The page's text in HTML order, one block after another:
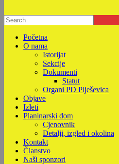
Početna
O nama
Istorijat
Sekcije
Dokumenti
Statut
Organi PD Plješevica
Objave
Izleti
Planinarski dom
Cjenovnik
Detalji, izgled i okolina
Kontakt
Članstvo
Naši sponzori